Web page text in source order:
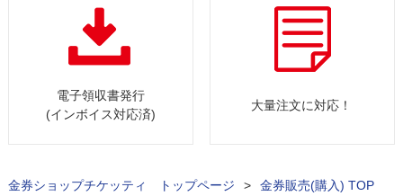
電子領収書発行
(インボイス対応済)
大量注文に対応！
金券ショップチケッティ トップページ >
金券販売(購入) TOP